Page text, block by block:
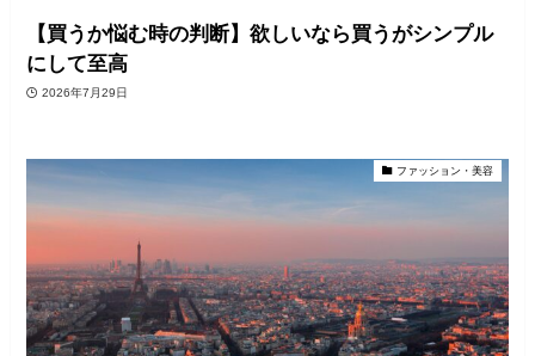
【買うか悩む時の判断】欲しいなら買うがシンプル
にして至高
2026年7月29日
ファッション・美容